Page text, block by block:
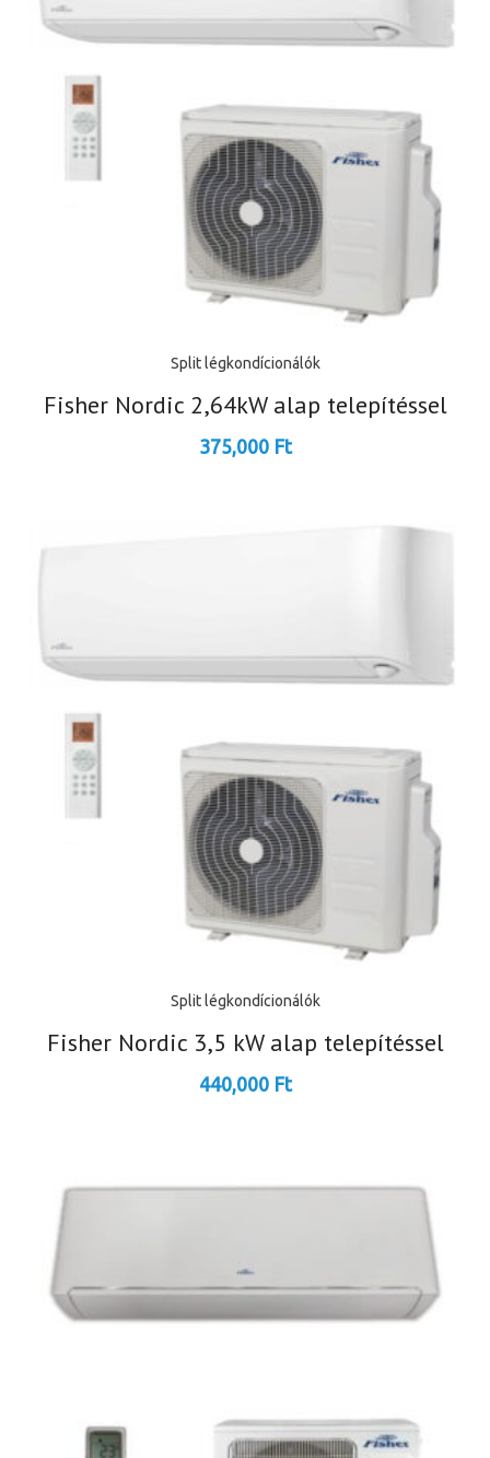
Split légkondícionálók
Fisher Nordic 2,64kW alap telepítéssel
375,000 Ft
Split légkondícionálók
Fisher Nordic 3,5 kW alap telepítéssel
440,000 Ft